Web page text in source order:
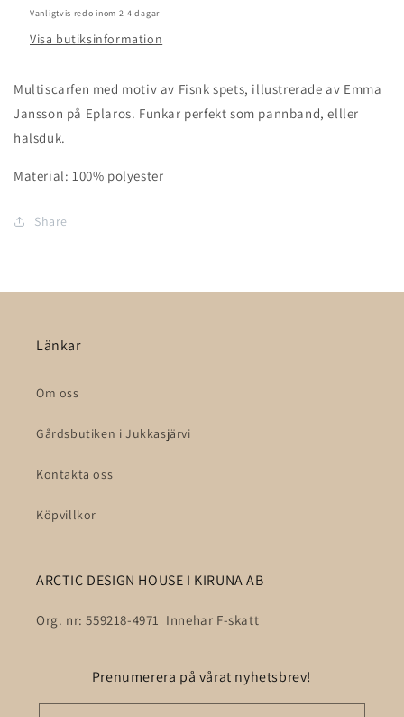
Vanligtvis redo inom 2-4 dagar
Visa butiksinformation
Multiscarfen med motiv av Fisnk spets, illustrerade av Emma
Jansson på Eplaros. Funkar perfekt som pannband, elller
halsduk.
Material: 100% polyester
Share
Länkar
Om oss
Gårdsbutiken i Jukkasjärvi
Kontakta oss
Köpvillkor
ARCTIC DESIGN HOUSE I KIRUNA AB
Org. nr: 559218-4971 Innehar F-skatt
Prenumerera på vårat nyhetsbrev!